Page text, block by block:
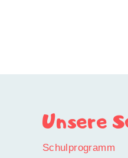
Unsere
Schulprogramm